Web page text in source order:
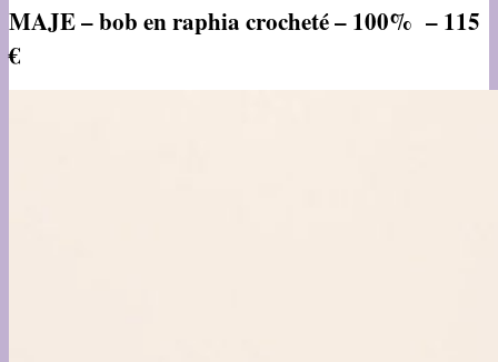
MAJE – bob en raphia crocheté – 100% – 115
€